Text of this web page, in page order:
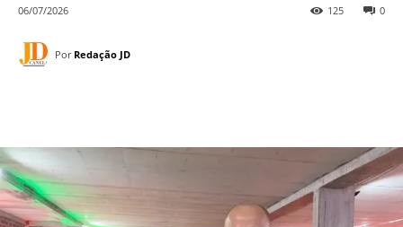
06/07/2026 0
125
Por Redação JD